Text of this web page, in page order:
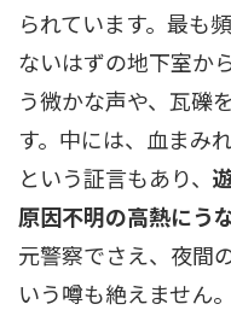
られています。最も
ないはずの地下室か
う微かな声や、瓦礫
す。中には、血まみ
という証言もあり、
原因不明の高熱にう
元警察でさえ、夜間
いう噂も絶えません。